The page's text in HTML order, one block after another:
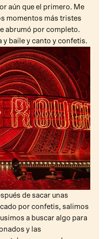
aún que el primero. Me
momentos más tristes
abrumó por completo.
y baile y canto y confetis.
de sacar unas
por confetis, salimos
a buscar algo para
y las